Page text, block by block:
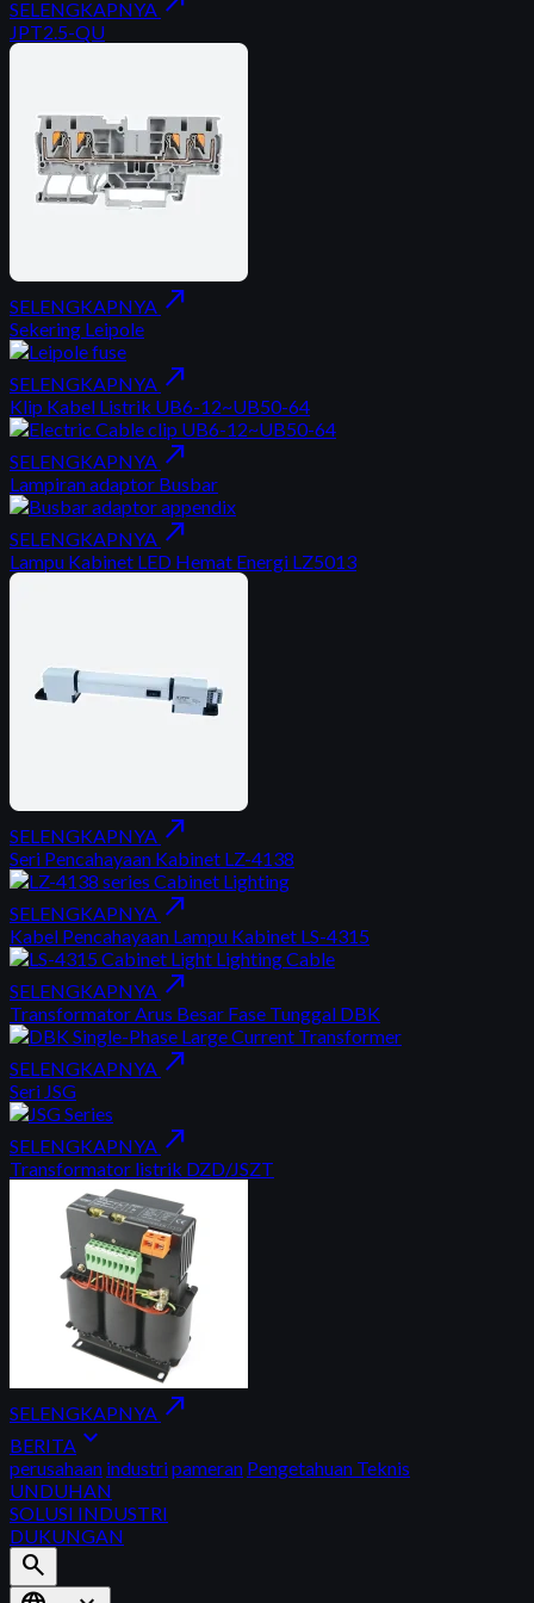
SELENGKAPNYA
JPT2.5-QU
SELENGKAPNYA north_east
Sekering Leipole
SELENGKAPNYA north_east
Klip Kabel Listrik UB6-12~UB50-64
SELENGKAPNYA north_east
Lampiran adaptor Busbar
SELENGKAPNYA north_east
Lampu Kabinet LED Hemat Energi LZ5013
SELENGKAPNYA north_east
Seri Pencahayaan Kabinet LZ-4138
SELENGKAPNYA north_east
Kabel Pencahayaan Lampu Kabinet LS-4315
SELENGKAPNYA north_east
Transformator Arus Besar Fase Tunggal DBK
SELENGKAPNYA north_east
Seri JSG
SELENGKAPNYA north_east
Transformator listrik DZD/JSZT
SELENGKAPNYA north_east
BERITA expand_more
perusahaan industripameran Pengetahuan Teknis
UNDUHAN
SOLUSI INDUSTRI
DUKUNGAN
search